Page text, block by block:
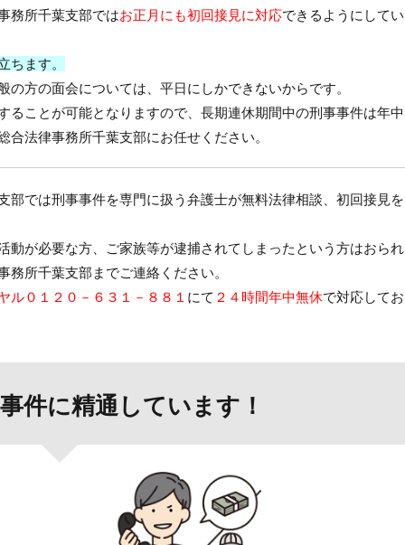
務所千葉支部ではお正月にも初回接見に対応できるようにしてい
ちます。
方の面会については、平日にしかできないからです。
ることが可能となりますので、長期連休期間中の刑事事件は年中
合法律事務所千葉支部にお任せください。
部では刑事事件を専門に扱う弁護士が無料法律相談、初回接見を
動が必要な方、ご家族等が逮捕されてしまったという方はおられ
務所千葉支部 までご連絡ください。
ル０１２０－６３１－８８１ にて ２４時間年中無休で対応してお
件に精通しています！